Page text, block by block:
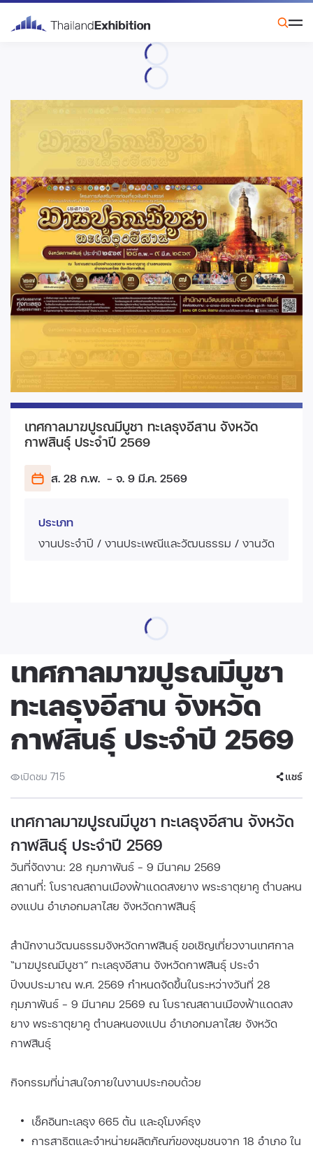
เทศกาลมาฆปูรณมีบูชา ทะเลธุงอีสาน จังหวัด
กาฬสินธุ์ ประจำปี 2569
ส. 28 ก.พ. - จ. 9 มี.ค. 2569
ประเภท
งานประจำปี / งานประเพณีและวัฒนธรรม / งานวัด
เทศกาลมาฆปูรณมีบูชา
ทะเลธุงอีสาน จังหวัด
กาฬสินธุ์ ประจำปี 2569
เปิดชม 715 แชร์
เทศกาลมาฆปูรณมีบูชา ทะเลธุงอีสาน จังหวัด
กาฬสินธุ์ ประจำปี 2569
วันที่จัดงาน: 28 กุมภาพันธ์ - 9 มีนาคม 2569
สถานที่: โบราณสถานเมืองฟ้าแดดสงยาง พระธาตุยาคู ตำบลหน
องแปน อำเภอกมลาไสย จังหวัดกาฬสินธุ์
สำนักงานวัฒนธรรมจังหวัดกาฬสินธุ์ ขอเชิญเที่ยวงานเทศกาล
“มาฆปูรณมีบูชา” ทะเลธุงอีสาน จังหวัดกาฬสินธุ์ ประจำ
ปีงบประมาณ พ.ศ. 2569 กำหนดจัดขึ้นในระหว่างวันที่ 28
กุมภาพันธ์ - 9 มีนาคม 2569 ณ โบราณสถานเมืองฟ้าแดดสง
ยาง พระธาตุยาคู ตำบลหนองแปน อำเภอกมลาไสย จังหวัด
กาฬสินธุ์
กิจกรรมที่น่าสนใจภายในงานประกอบด้วย
เช็คอินทะเลธุุง 665 ต้น และอุโมงค์ธุง
การสาธิตและจำหน่ายผลิตภัณฑ์ของชุมชนจาก 18 อำเภอ ใน